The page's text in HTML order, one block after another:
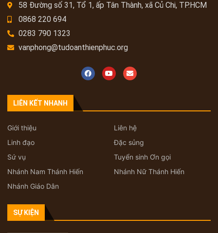
58 Đường số 31, Tổ 1, ấp Tân Thành, xã Củ Chi, TP.HCM
0868 220 694
0283 790 1323
vanphong@tudoanthienphuc.org
LIÊN KẾT NHANH
Giới thiệu
Liên hệ
Linh đạo
Đặc sủng
Sứ vụ
Tuyển sinh Ơn gọi
Nhánh Nam Thánh Hiến
Nhánh Nữ Thánh Hiến
Nhánh Giáo Dân
SỰ KIỆN